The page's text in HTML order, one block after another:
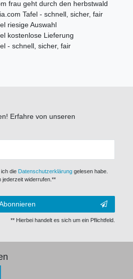
frau geht durch den herbstwald
Tafel - schnell, sicher, fair
riesige Auswahl
kostenlose Lieferung
- schnell, sicher, fair
Erfahre von unseren
die Daten­schutz­erklärunggelesen habe.
jederzeit widerrufen.**
** Hierbei handelt es sich um ein Pflichtfeld.